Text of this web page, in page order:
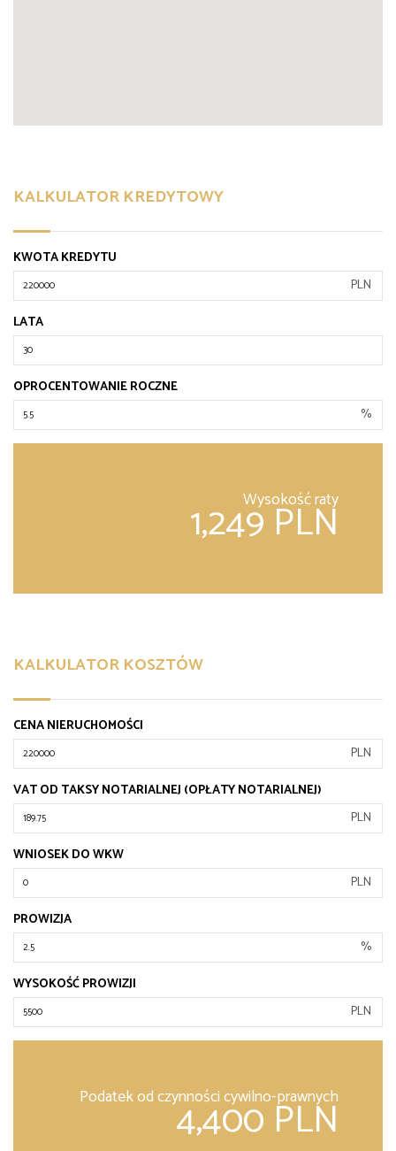
KALKULATOR KREDYTOWY
KWOTA KREDYTU
PLN
LATA
OPROCENTOWANIE ROCZNE
%
Wysokość raty
1,249 PLN
KALKULATOR KOSZTÓW
CENA NIERUCHOMOŚCI
PLN
VAT OD TAKSY NOTARIALNEJ (OPŁATY NOTARIALNEJ)
PLN
WNIOSEK DO WKW
PLN
PROWIZJA
%
WYSOKOŚĆ PROWIZJI
PLN
Podatek od czynności cywilno-prawnych
4,400 PLN